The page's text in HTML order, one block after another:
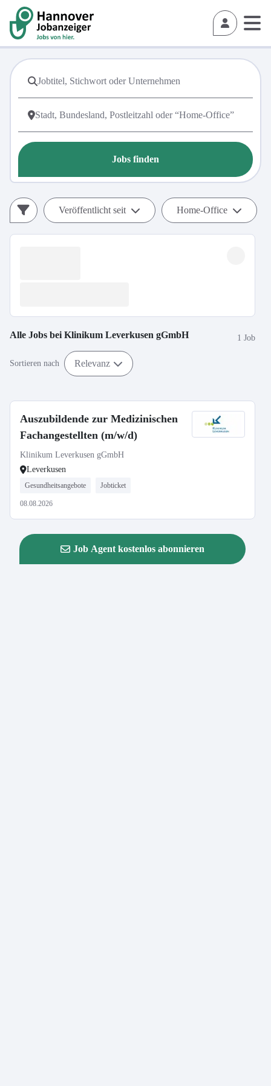
Jobs finden
Veröffentlicht seit Home-Office
Alle Jobs bei Klinikum Leverkusen gGmbH 1 Job
Sortieren nach Relevanz
Auszubildende zur Medizinischen
Fachangestellten (m/w/d)
Klinikum Leverkusen gGmbH
Leverkusen
Gesundheitsangebote Jobticket
08.08.2026
Job Agent kostenlos abonnieren